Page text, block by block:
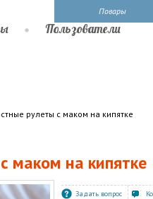
Повары
Пользователи
рулеты с маком на кипятке
маком на кипятке
Задать вопрос